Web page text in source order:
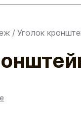
/ Уголок